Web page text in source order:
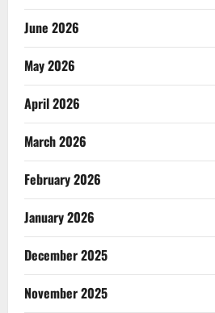
June 2026
May 2026
April 2026
March 2026
February 2026
January 2026
December 2025
November 2025